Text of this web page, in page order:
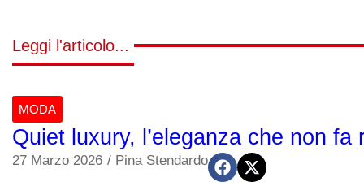
Leggi l'articolo...
MODA
Quiet luxury, l’eleganza che non fa
27 Marzo 2026 / Pina Stendardo